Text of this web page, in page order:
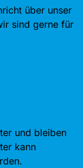
über unser
sind gerne für
und bleiben
kann